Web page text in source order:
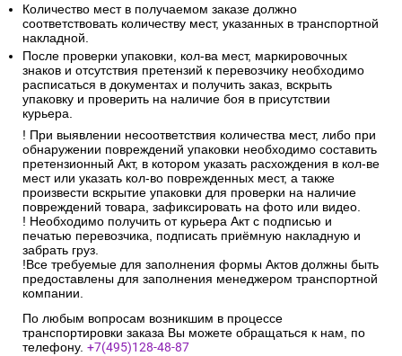
Количество мест в получаемом заказе должно
соответствовать количеству мест, указанных в транспортной
накладной.
После проверки упаковки, кол-ва мест, маркировочных
знаков и отсутствия претензий к перевозчику необходимо
расписаться в документах и получить заказ, вскрыть
упаковку и проверить на наличие боя в присутствии
курьера.
! При выявлении несоответствия количества мест, либо при
обнаружении повреждений упаковки необходимо составить
претензионный Акт, в котором указать расхождения в кол-ве
мест или указать кол-во поврежденных мест, а также
произвести вскрытие упаковки для проверки на наличие
повреждений товара, зафиксировать на фото или видео.
! Необходимо получить от курьера Акт с подписью и
печатью перевозчика, подписать приёмную накладную и
забрать груз.
!Все требуемые для заполнения формы Актов должны быть
предоставлены для заполнения менеджером транспортной
компании.
По любым вопросам возникшим в процессе
транспортировки заказа Вы можете обращаться к нам, по
телефону. +7(495)128-48-87